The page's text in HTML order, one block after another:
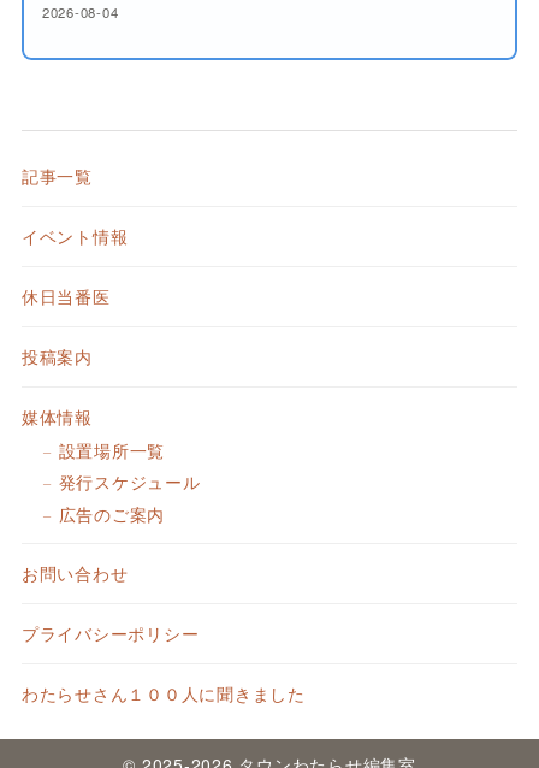
2026-08-04
記事一覧
イベント情報
休日当番医
投稿案内
媒体情報
設置場所一覧
発行スケジュール
広告のご案内
お問い合わせ
プライバシーポリシー
わたらせさん１００人に聞きました